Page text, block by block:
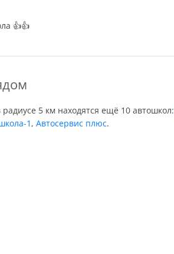
👍👍
5 км находятся ещё 10 автошкол:
1 , Автосервис плюс.